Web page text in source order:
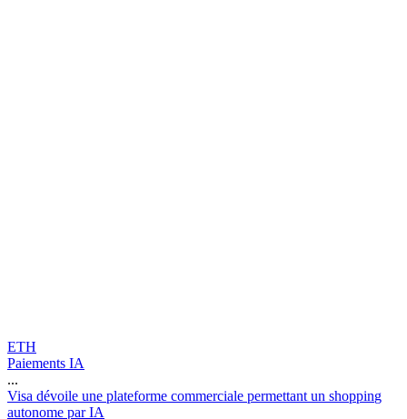
ETH
Paiements IA
...
Visa dévoile une plateforme commerciale permettant un shopping
autonome par IA